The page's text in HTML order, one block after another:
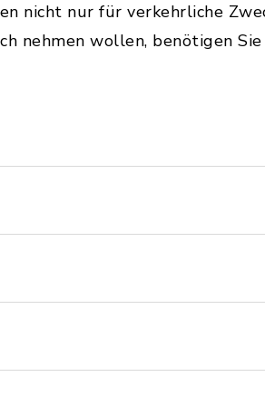
nicht nur für verkehrliche
nehmen wollen, benötigen